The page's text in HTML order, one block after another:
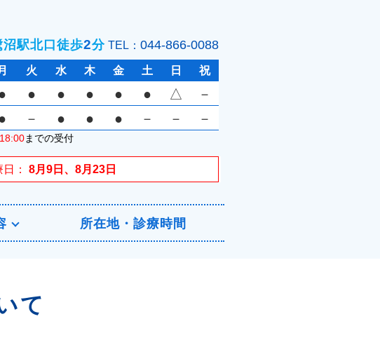
沼駅北口徒歩2分 TEL： 044-866-0088
火 水 木 金 土 日 祝
● ● ● ● ● △ －
－ ● ● ● － － －
までの受付
8月9日、8月23日
所在地・診療時間
て